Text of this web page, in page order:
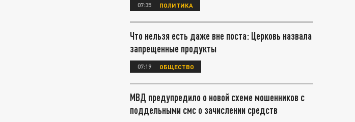
07:35 ПОЛИТИКА
Что нельзя есть даже вне поста: Церковь назвала
запрещенные продукты
07:19 ОБЩЕСТВО
МВД предупредило о новой схеме мошенников с
поддельными смс о зачислении средств